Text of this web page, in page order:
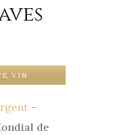
VIN
–
de